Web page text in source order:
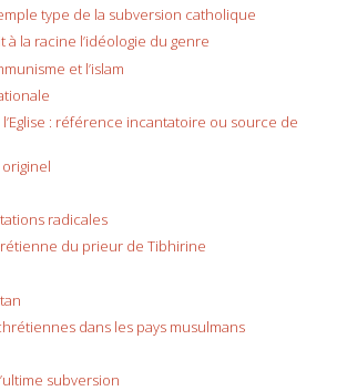
type de la subversion catholique
à la racine l’idéologie du genre
et l’islam
: référence incantatoire ou source de
radicales
du prieur de Tibhirine
dans les pays musulmans
subversion